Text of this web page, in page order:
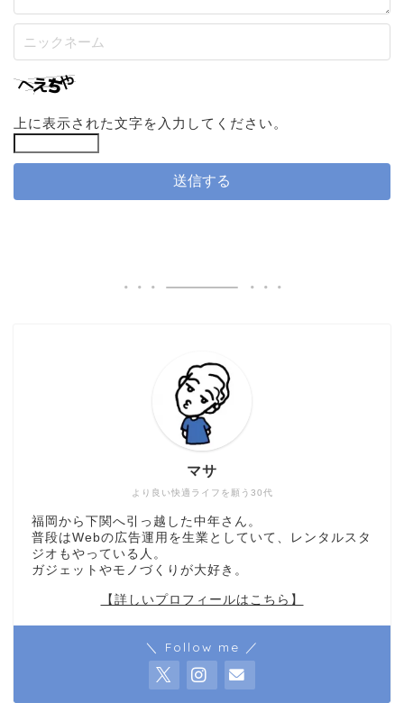
上に表示された文字を入力してください。
より良い快適ライフを願う30代
マサ
福岡から下関へ引っ越した中年さん。
普段はWebの広告運用を生業としていて、レンタルスタ
ジオもやっている人。
ガジェットやモノづくりが大好き。
【詳しいプロフィールはこちら】
＼ Follow me ／